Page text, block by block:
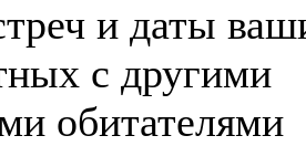
и даты
с другими
обитателями